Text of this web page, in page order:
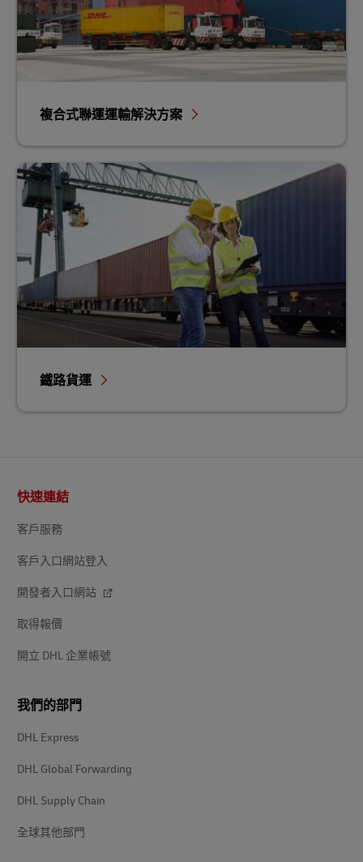
複合式聯運運輸解決方案
鐵路貨運
頁
尾
快速連結
客戶服務
客戶入口網站登入
開發者入口網站
取得報價
開立 DHL 企業帳號
我們的部門
DHL Express
DHL Global Forwarding
DHL Supply Chain
全球其他部門